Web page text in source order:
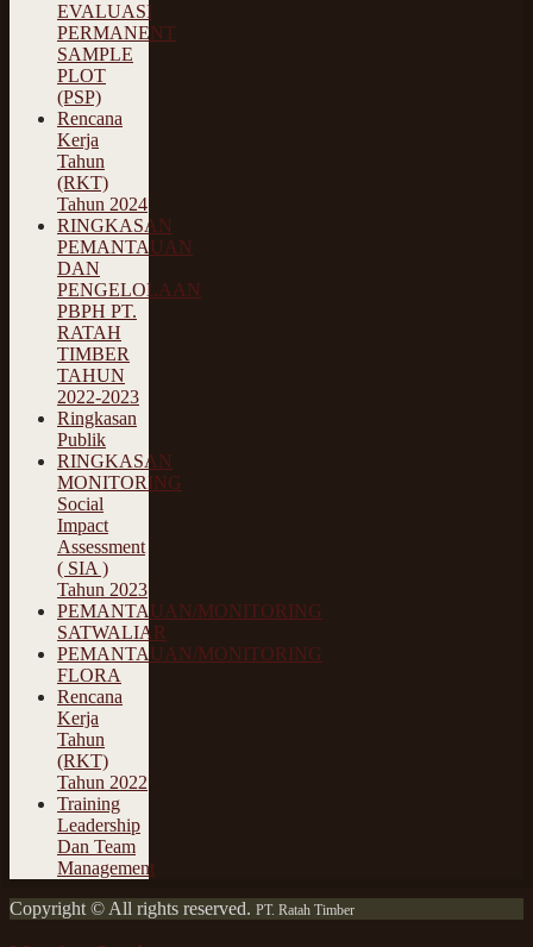
EVALUASI
PERMANENT
SAMPLE
PLOT
(PSP)
Rencana
Kerja
Tahun
(RKT)
Tahun 2024
RINGKASAN
PEMANTAUAN
DAN
PENGELOLAAN
PBPH PT.
RATAH
TIMBER
TAHUN
2022-2023
Ringkasan
Publik
RINGKASAN
MONITORING
Social
Impact
Assessment
( SIA )
Tahun 2023
PEMANTAUAN/MONITORING
SATWALIAR
PEMANTAUAN/MONITORING
FLORA
Rencana
Kerja
Tahun
(RKT)
Tahun 2022
Training
Leadership
Dan Team
Management
Copyright © All rights reserved. PT. Ratah Timber